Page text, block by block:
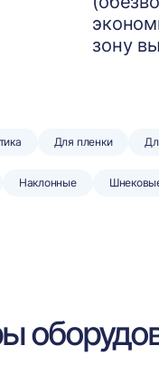
зону
Для пленки
Наклонные